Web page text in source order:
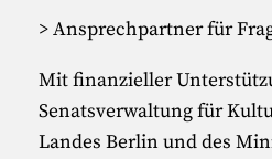
Ansprechpartner für
Mit finanzieller
Senatsverwaltung für
Landes Berlin und des